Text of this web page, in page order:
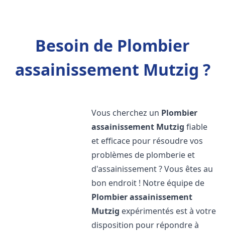
Besoin de Plombier
assainissement Mutzig ?
Vous cherchez un Plombier
assainissement Mutzig fiable
et efficace pour résoudre vos
problèmes de plomberie et
d'assainissement ? Vous êtes au
bon endroit ! Notre équipe de
Plombier assainissement
Mutzig expérimentés est à votre
disposition pour répondre à